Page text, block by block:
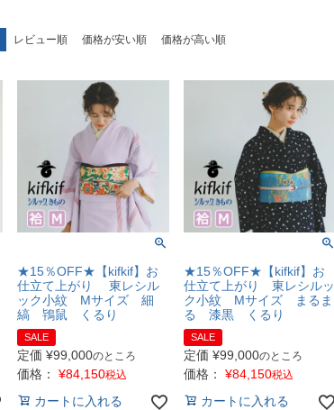
レビュー順 価格が安い順 価格が高い順
★15％OFF★【kifkif】お
仕立て上がり 東レシル
ック小紋 Mサイズ 細
縞 鴇鼠 くるり
SALE
定価 ¥99,000のところ
価格： ¥84,150税込
カートに入れる
★15％OFF★【kifkif】お
仕立て上がり 東レシルッ
ク小紋 Mサイズ まるま
る 漆黒 くるり
SALE
定価 ¥99,000のところ
価格： ¥84,150税込
カートに入れる